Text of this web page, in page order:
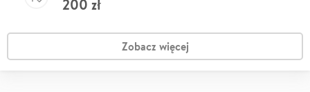
200 zł
Zobacz więcej